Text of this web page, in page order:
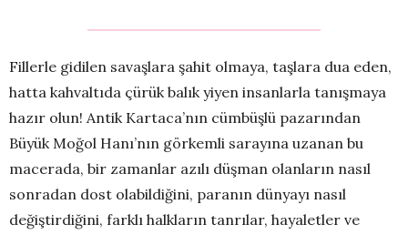
Fillerle gidilen savaşlara şahit olmaya, taşlara dua eden,
hatta kahvaltıda çürük balık yiyen insanlarla tanışmaya
hazır olun! Antik Kartaca’nın cümbüşlü pazarından
Büyük Moğol Hanı’nın görkemli sarayına uzanan bu
macerada, bir zamanlar azılı düşman olanların nasıl
sonradan dost olabildiğini, paranın dünyayı nasıl
değiştirdiğini, farklı halkların tanrılar, hayaletler ve